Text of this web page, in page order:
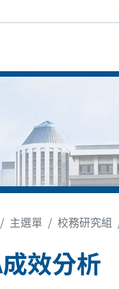
主選單 校務研究組
效分析